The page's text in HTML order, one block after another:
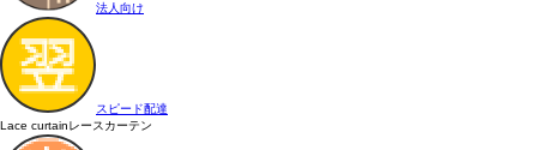
法人向け
スピード配達
Lace curtainレースカーテン